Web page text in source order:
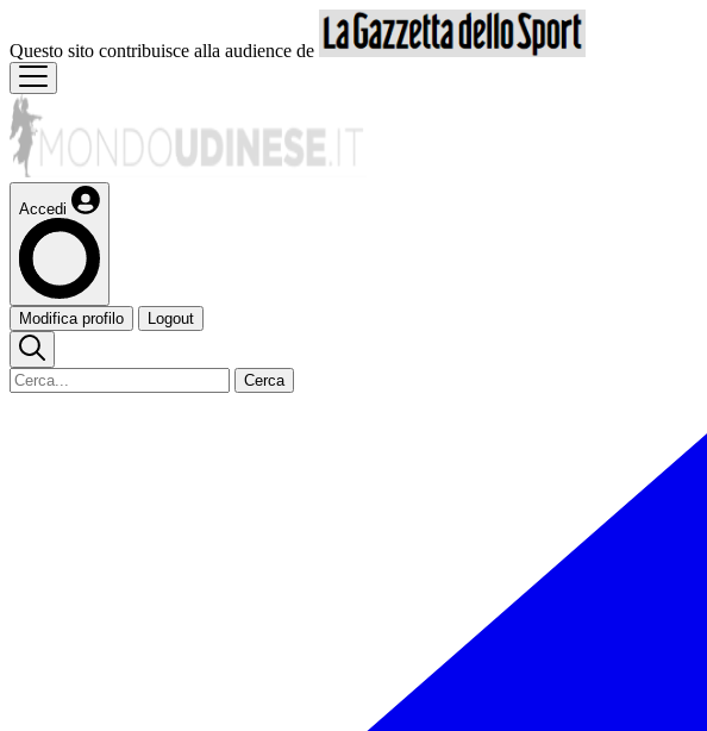
Questo sito contribuisce alla audience de
Accedi
Modifica profilo Logout
Cerca